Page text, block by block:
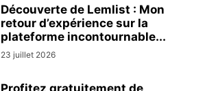
Découverte de Lemlist : Mon
retour d’expérience sur la
plateforme incontournable...
23 juillet 2026